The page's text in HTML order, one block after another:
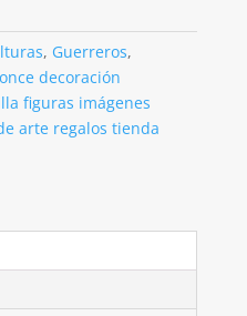
, Guerreros,
decoración
figuras imágenes
arte regalos tienda